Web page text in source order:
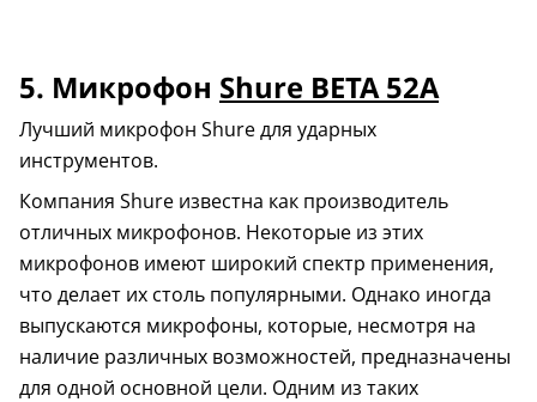
5. Микрофон Shure BETA 52A
Лучший микрофон Shure для ударных
инструментов.
Компания Shure известна как производитель
отличных микрофонов. Некоторые из этих
микрофонов имеют широкий спектр применения,
что делает их столь популярными. Однако иногда
выпускаются микрофоны, которые, несмотря на
наличие различных возможностей, предназначены
для одной основной цели. Одним из таких